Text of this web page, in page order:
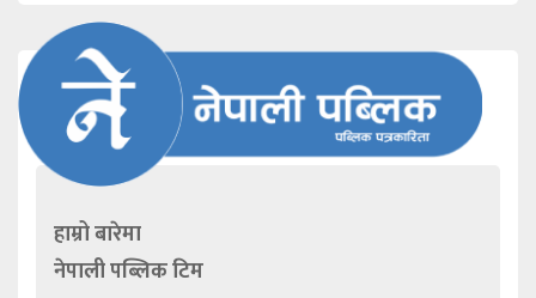
हाम्रो बारेमा
नेपाली पब्लिक टिम